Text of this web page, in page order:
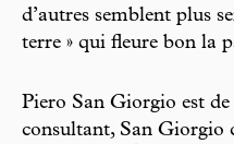
d’autres semblent plus
terre » qui fleure bon la
Piero San Giorgio est
consultant, San Giorgio